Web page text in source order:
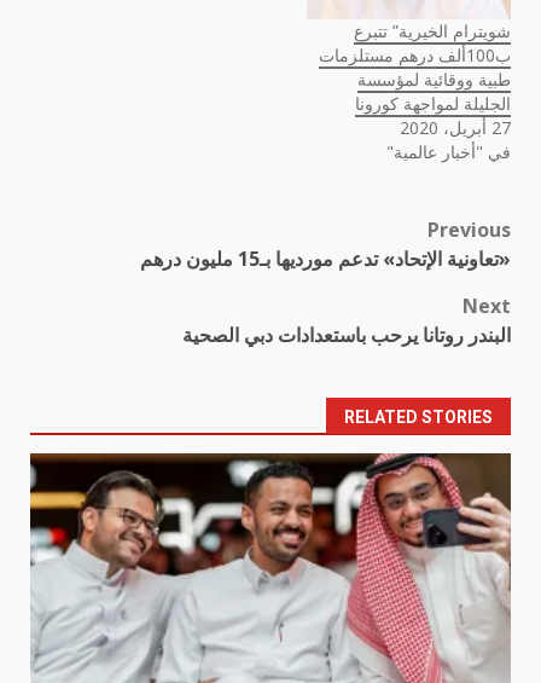
شويترام الخيرية” تتبرع
ب100ألف درهم مستلزمات
طبية ووقائية لمؤسسة
الجليلة لمواجهة كورونا
27 أبريل، 2020
في "أخبار عالمية"
Post
navigation
Previous
«تعاونية الإتحاد» تدعم مورديها بـ15 مليون درهم
Next
البندر روتانا يرحب باستعدادات دبي الصحية
RELATED STORIES